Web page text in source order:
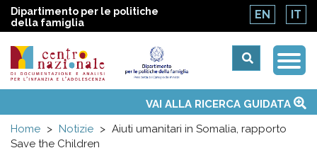
Dipartimento per le politiche
della famiglia
EN IT
Centro
nazionale
menu
Temi
Attività
Convenzione ONUVAI ALLA RICERCA GUIDATA
Home
Notizie
Aiuti umanitari in Somalia, rapporto
Save the Children